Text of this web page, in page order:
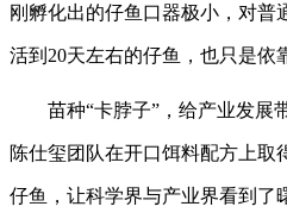
刚孵化出的仔鱼口器极小，对普
活到20天左右的仔鱼，也只是依
苗种“卡脖子”，给产业发展带
陈仕玺团队在开口饵料配方上取
仔鱼，让科学界与产业界看到了